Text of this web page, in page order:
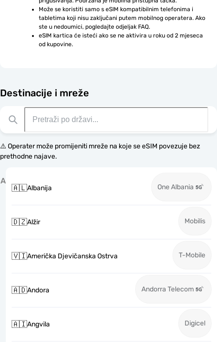
Može se koristiti samo s eSIM kompatibilnim telefonima i
tabletima koji nisu zaključani putem mobilnog operatera. Ako
ste u nedoumici, pogledajte odjeljak FAQ.
eSIM kartica će isteći ako se ne aktivira u roku od 2 mjeseca
od kupovine.
Destinacije i mreže
⚠️ Operater može promijeniti mreže na koje se eSIM povezuje bez
prethodne najave.
A
🇦🇱Albanija One Albania
🇩🇿Alžir Mobilis
🇻🇮Američka Djevičanska Ostrva T-Mobile
🇦🇩Andora Andorra Telecom
🇦🇮Angvila Digicel